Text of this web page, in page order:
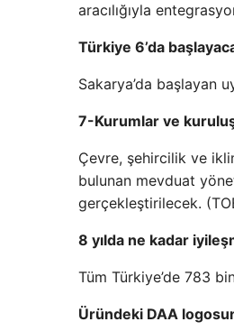
aracılığıyla
Türkiye 6’da
Sakarya’da başlayan
7-Kurumlar ve
Çevre, şehircilik ve
bulunan mevduat
gerçekleştirilecek.
8 yılda ne kadar
Tüm Türkiye’de 783
Üründeki DAA